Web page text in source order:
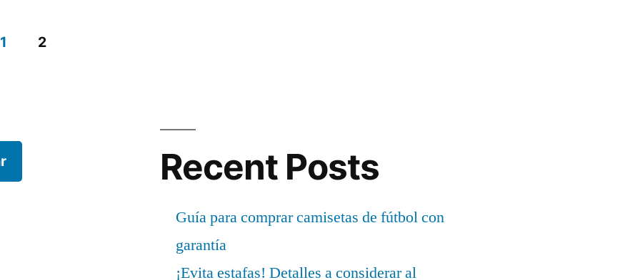
1 2
Recent Posts
Guía para comprar camisetas de fútbol con
garantía
¡Evita estafas! Detalles a considerar al